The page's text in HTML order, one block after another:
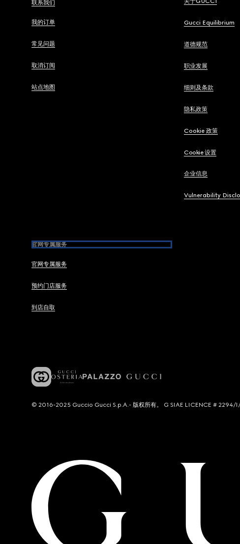
联系我们
我的订单
常见问题
取消订阅
站点地图
Gucci Equilibrium
道德规范
职业发展
细则及条款
隐私政策
Cookie 政策
Cookie 设置
企业信息
Vulnerability
官网专属服务
官网专属服务
预约门店服务
到店自取
© 2016-2025 Guccio Gucci S.p.A.- 版权所有。 G SIAE LICENCE #